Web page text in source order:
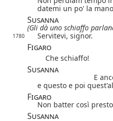
datemi un po' la
Susanna
(Gli dà uno schiaffo
1780 Servitevi, signor.
Figaro
Che schiaffo!
Susanna
E
e questo e poi
Figaro
Non batter così
Susanna